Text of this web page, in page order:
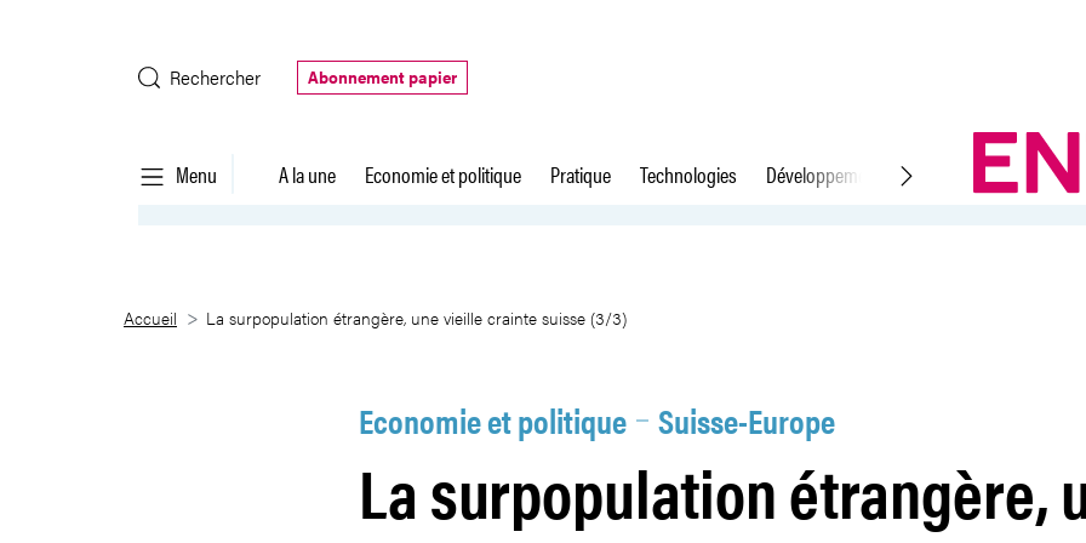
Rechercher
Abonnement papier
Menu A la une Economie et politique Pratique Technologies Développement durable Droit du travail
La surpopulation étrangère, une vieille crainte suisse (3/3)
Accueil La surpopulation étrangère, une vieille crainte suisse (3/3)
Economie et politique Suisse-Europe
La surpopulation étrangère,